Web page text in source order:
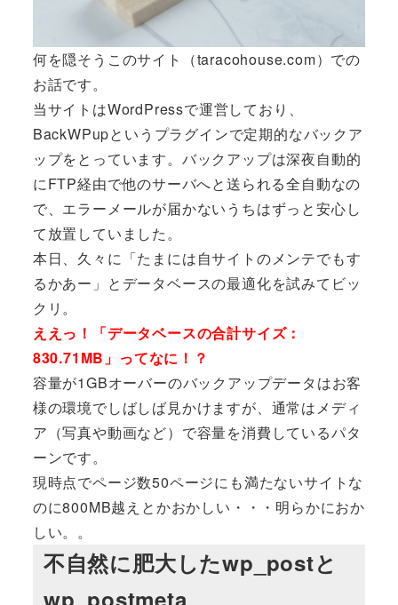
何を隠そうこのサイト（taracohouse.com）での
お話です。
当サイトはWordPressで運営しており、
BackWPupというプラグインで定期的なバックア
ップをとっています。バックアップは深夜自動的
にFTP経由で他のサーバへと送られる全自動なの
で、エラーメールが届かないうちはずっと安心し
て放置していました。
本日、久々に「たまには自サイトのメンテでもす
るかあー」とデータベースの最適化を試みてビッ
クリ。
ええっ！「データベースの合計サイズ：
830.71MB」ってなに！？
容量が1GBオーバーのバックアップデータはお客
様の環境でしばしば見かけますが、通常はメディ
ア（写真や動画など）で容量を消費しているパタ
ーンです。
現時点でページ数50ページにも満たないサイトな
のに800MB越えとかおかしい・・・明らかにおか
しい。。
不自然に肥大したwp_postと
wp_postmeta